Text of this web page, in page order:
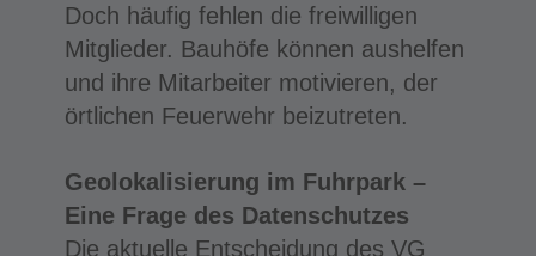
Doch häufig fehlen die freiwilligen
Mitglieder. Bauhöfe können aushelfen
und ihre Mitarbeiter motivieren, der
örtlichen Feuerwehr beizutreten.
Geolokalisierung im Fuhrpark –
Eine Frage des Datenschutzes
Die aktuelle Entscheidung des VG